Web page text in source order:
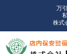
万
株式